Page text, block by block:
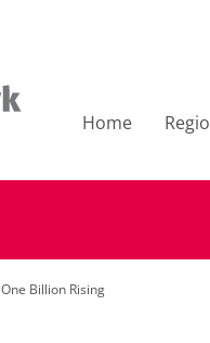
Home
One Billion Rising